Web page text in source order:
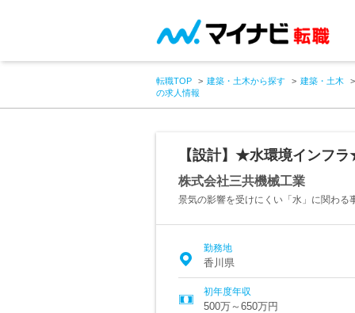
転職TOP 建築・土木から探す
建築・土木
の求人情報
【設計】★水環境インフ
株式会社三共機械工業
景気の影響を受けにくい「水」に関わる
勤務地
香川県
初年度年収
500万～650万円